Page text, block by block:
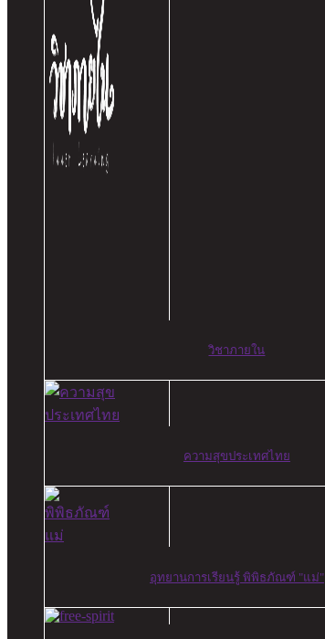
วิชาภายใน
ความสุขประเทศไทย
อุทยานการเรียนรู้ พิพิธภัณฑ์ "แม่"